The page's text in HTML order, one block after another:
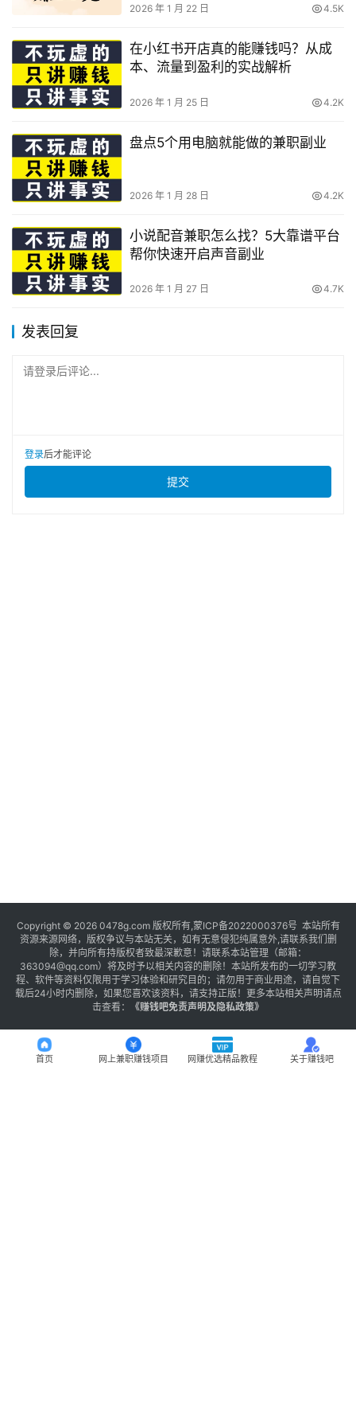
2026 年 1 月 22 日 4.5K
在小红书开店真的能赚钱吗？从成
本、流量到盈利的实战解析
2026 年 1 月 25 日 4.2K
盘点5个用电脑就能做的兼职副业
2026 年 1 月 28 日 4.2K
小说配音兼职怎么找？5大靠谱平台
帮你快速开启声音副业
2026 年 1 月 27 日 4.7K
发表回复
请登录后评论...
登录后才能评论
提交
Copyright © 2026 0478g.com 版权所有,蒙ICP备2022000376号 本站所有
资源来源网络，版权争议与本站无关，如有无意侵犯纯属意外,请联系我们删
除，并向所有持版权者致最深歉意！请联系本站管理（邮箱：
363094@qq.com）将及时予以相关内容的删除！本站所发布的一切学习教
程、软件等资料仅限用于学习体验和研究目的；请勿用于商业用途，请自觉下
载后24小时内删除，如果您喜欢该资料，请支持正版！更多本站相关声明请点
击查看：
《赚钱吧免责声明及隐私政策》
首页 网上兼职赚钱项目 网赚优选精品教程 关于赚钱吧